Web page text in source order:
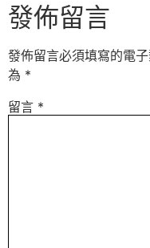
發佈留言
發佈留言必須填寫的電
為 *
留言 *